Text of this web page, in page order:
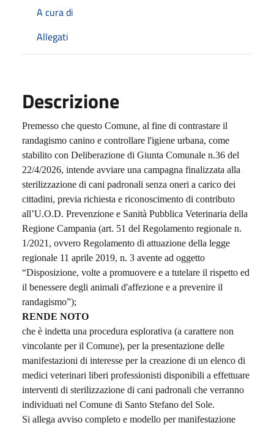
A cura di
Allegati
Descrizione
Premesso che questo Comune, al fine di contrastare il
randagismo canino e controllare l'igiene urbana, come
stabilito con Deliberazione di Giunta Comunale n.36 del
22/4/2026, intende avviare una campagna finalizzata alla
sterilizzazione di cani padronali senza oneri a carico dei
cittadini, previa richiesta e riconoscimento di contributo
all’U.O.D. Prevenzione e Sanità Pubblica Veterinaria della
Regione Campania (art. 51 del Regolamento regionale n.
1/2021, ovvero Regolamento di attuazione della legge
regionale 11 aprile 2019, n. 3 avente ad oggetto
“Disposizione, volte a promuovere e a tutelare il rispetto ed
il benessere degli animali d'affezione e a prevenire il
randagismo”);
RENDE NOTO
che è indetta una procedura esplorativa (a carattere non
vincolante per il Comune), per la presentazione delle
manifestazioni di interesse per la creazione di un elenco di
medici veterinari liberi professionisti disponibili a effettuare
interventi di sterilizzazione di cani padronali che verranno
individuati nel Comune di Santo Stefano del Sole.
Si allega avviso completo e modello per manifestazione